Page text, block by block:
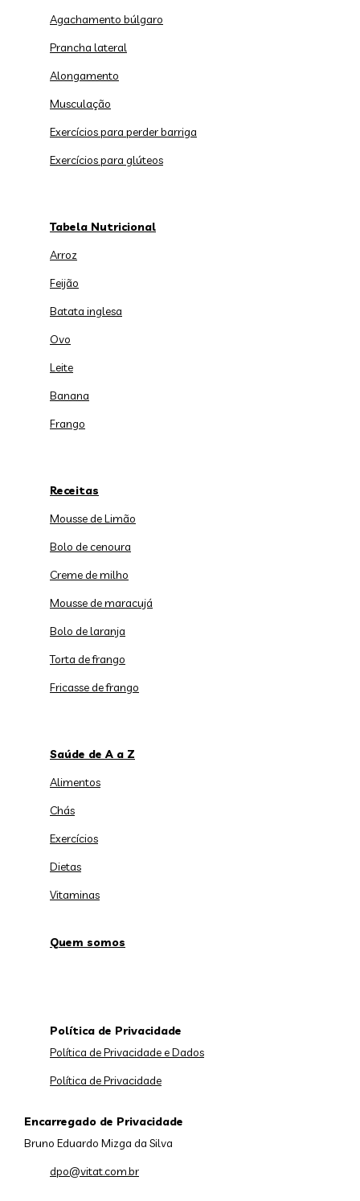
Agachamento búlgaro
Prancha lateral
Alongamento
Musculação
Exercícios para perder barriga
Exercícios para glúteos
Tabela Nutricional
Arroz
Feijão
Batata inglesa
Ovo
Leite
Banana
Frango
Receitas
Mousse de Limão
Bolo de cenoura
Creme de milho
Mousse de maracujá
Bolo de laranja
Torta de frango
Fricasse de frango
Saúde de A a Z
Alimentos
Chás
Exercícios
Dietas
Vitaminas
Quem somos
Política de Privacidade
Política de Privacidade e Dados
Política de Privacidade
Encarregado de Privacidade
Bruno Eduardo Mizga da Silva
dpo@vitat.com.br